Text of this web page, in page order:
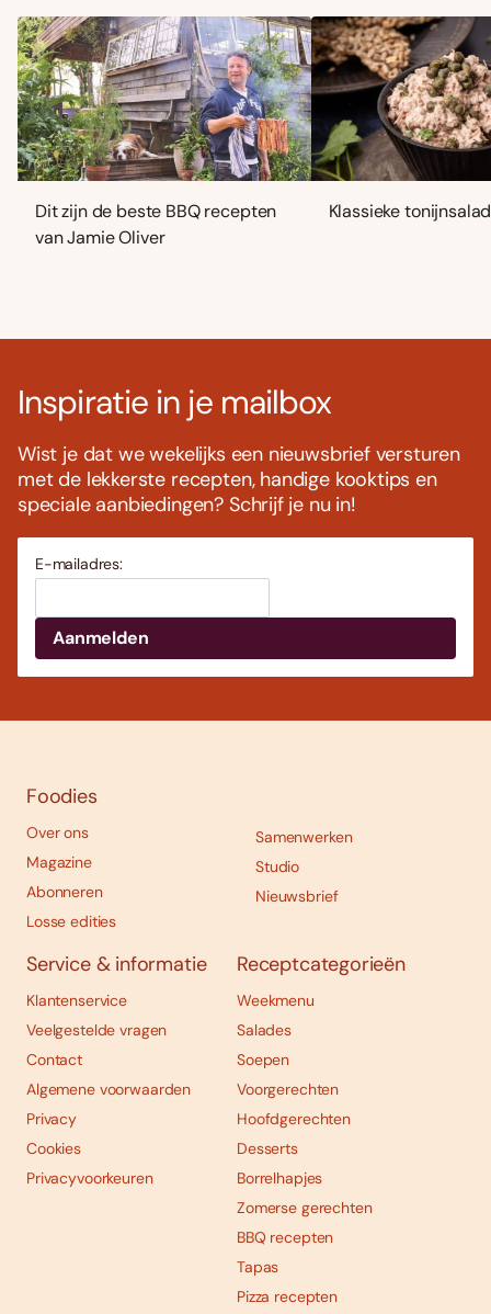
Dit zijn de beste BBQ recepten
van Jamie Oliver
Klassieke
Inspiratie in je mailbox
Wist je dat we wekelijks een nieuwsbrief versturen
met de lekkerste recepten, handige kooktips en
speciale aanbiedingen? Schrijf je nu in!
E-mailadres:
Foodies
Over ons
Magazine
Abonneren
Losse edities
Samenwerken
Studio
Nieuwsbrief
Service & informatie
Klantenservice
Veelgestelde vragen
Contact
Algemene voorwaarden
Privacy
Cookies
Privacyvoorkeuren
Receptcategorieën
Weekmenu
Salades
Soepen
Voorgerechten
Hoofdgerechten
Desserts
Borrelhapjes
Zomerse gerechten
BBQ recepten
Tapas
Pizza recepten